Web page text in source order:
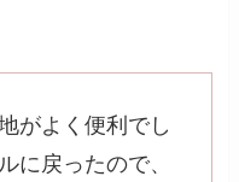
がよく便利でし
に戻ったので、